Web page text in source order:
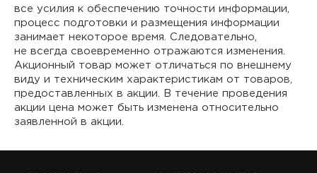
все усилия к обеспечению точности информации,
процесс подготовки и размещения информации
занимает некоторое время. Следовательно,
не всегда своевременно отражаются изменения.
Акционный товар может отличаться по внешнему
виду и техническим характеристикам от товаров,
предоставленных в акции. В течение проведения
акции цена может быть изменена относительно
заявленной в акции.